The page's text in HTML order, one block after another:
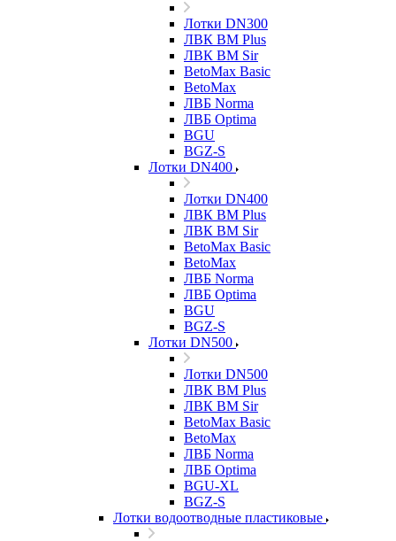
Лотки DN300
ЛВК ВМ Plus
ЛВК ВМ Sir
BetoMax Basic
BetoMax
ЛВБ Norma
ЛВБ Optima
BGU
BGZ-S
Лотки DN400
Лотки DN400
ЛВК ВМ Plus
ЛВК ВМ Sir
BetoMax Basic
BetoMax
ЛВБ Norma
ЛВБ Optima
BGU
BGZ-S
Лотки DN500
Лотки DN500
ЛВК ВМ Plus
ЛВК ВМ Sir
BetoMax Basic
BetoMax
ЛВБ Norma
ЛВБ Optima
BGU-XL
BGZ-S
Лотки водоотводные пластиковые